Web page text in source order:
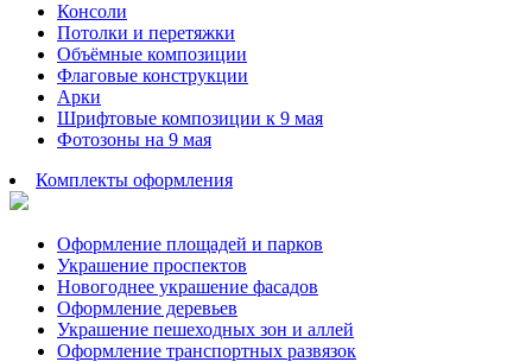
Консоли
Потолки и перетяжки
Объёмные композиции
Флаговые конструкции
Арки
Шрифтовые композиции к 9 мая
Фотозоны на 9 мая
Комплекты оформления
Оформление площадей и парков
Украшение проспектов
Новогоднее украшение фасадов
Оформление деревьев
Украшение пешеходных зон и аллей
Оформление транспортных развязок